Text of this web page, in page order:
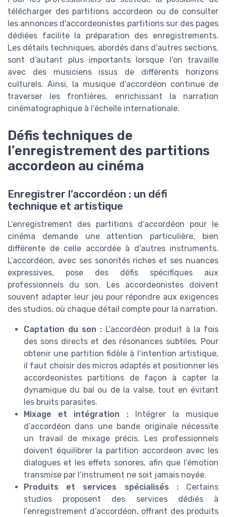
télécharger des partitions accordeon ou de consulter
les annonces d’accordeonistes partitions sur des pages
dédiées facilite la préparation des enregistrements.
Les détails techniques, abordés dans d’autres sections,
sont d’autant plus importants lorsque l’on travaille
avec des musiciens issus de différents horizons
culturels. Ainsi, la musique d’accordéon continue de
traverser les frontières, enrichissant la narration
cinématographique à l’échelle internationale.
Défis techniques de
l’enregistrement des partitions
accordeon au cinéma
Enregistrer l’accordéon : un défi
technique et artistique
L’enregistrement des partitions d’accordéon pour le
cinéma demande une attention particulière, bien
différente de celle accordée à d’autres instruments.
L’accordéon, avec ses sonorités riches et ses nuances
expressives, pose des défis spécifiques aux
professionnels du son. Les accordeonistes doivent
souvent adapter leur jeu pour répondre aux exigences
des studios, où chaque détail compte pour la narration.
Captation du son : L’accordéon produit à la fois
des sons directs et des résonances subtiles. Pour
obtenir une partition fidèle à l’intention artistique,
il faut choisir des micros adaptés et positionner les
accordeonistes partitions de façon à capter la
dynamique du bal ou de la valse, tout en évitant
les bruits parasites.
Mixage et intégration :Intégrer la musique
d’accordéon dans une bande originale nécessite
un travail de mixage précis. Les professionnels
doivent équilibrer la partition accordeon avec les
dialogues et les effets sonores, afin que l’émotion
transmise par l’instrument ne soit jamais noyée.
Produits et services spécialisés :Certains
studios proposent des services dédiés à
l’enregistrement d’accordéon, offrant des produits